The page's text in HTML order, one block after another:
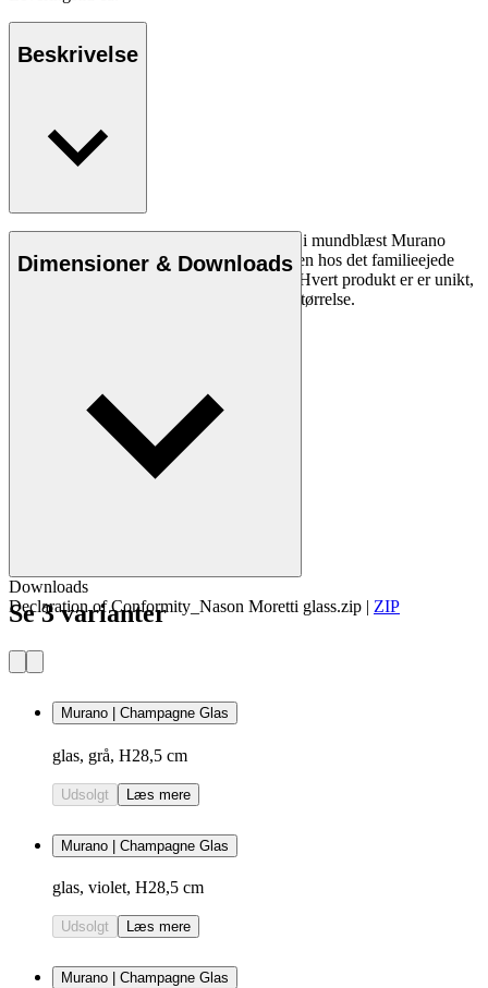
Beskrivelse
Smukt ikonisk champagne glas, fremstillet i mundblæst Murano
Krystal glas. Glassene er mundblæst i Italien hos det familieejede
Nason Morettis glasværk på øen Murano. Hvert produkt er er unikt,
og der kan derfor være mindre forskelle i størrelse.
Dimensioner & Downloads
Downloads
Declaration of Conformity_Nason Moretti glass.zip | ZIP
Se 3 varianter
Murano | Champagne Glas
glas, grå, H28,5 cm
Udsolgt Læs mere
Murano | Champagne Glas
glas, violet, H28,5 cm
Udsolgt Læs mere
Murano | Champagne Glas